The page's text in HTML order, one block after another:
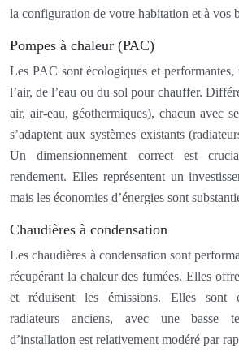
la configuration de votre habitation et à vos
Pompes à chaleur (PAC)
Les PAC sont écologiques et
l’air, de l’eau ou du sol pour chauffer.
air, air-eau, géothermiques), chacun avec
s’adaptent aux systèmes existants
Un dimensionnement correct est
rendement. Elles représentent un
mais les économies d’énergies sont
Chaudières à condensation
Les chaudières à condensation sont
récupérant la chaleur des fumées. Elles
et réduisent les émissions. Elles sont
radiateurs anciens, avec une basse
d’installation est relativement modéré par